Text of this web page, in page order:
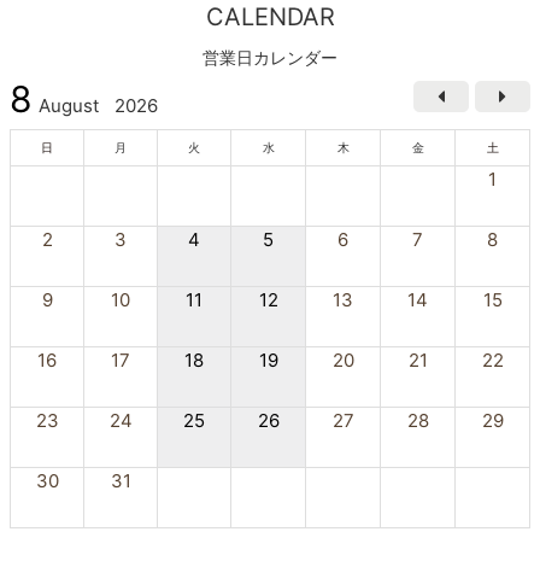
CALENDAR
営業日カレンダー
8 August 2026
日 月 火 水 木 金 土
1
2 3 4 5 6 7 8
9 10 11 12 13 14 15
16 17 18 19 20 21 22
23 24 25 26 27 28 29
30 31